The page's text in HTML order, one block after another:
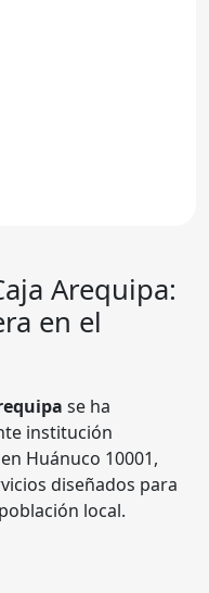
Arequipa:
en el
se ha
institución
Huánuco 10001,
diseñados para
local.